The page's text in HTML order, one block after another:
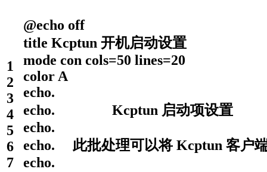
1
2
3
4
5
6
7
@echo off
title Kcptun 开机启动设置
mode con cols=50 lines=20
color A
echo.
echo. Kcptun 启动项设置
echo.
echo. 此批处理可以将 Kcptun 客户
echo.